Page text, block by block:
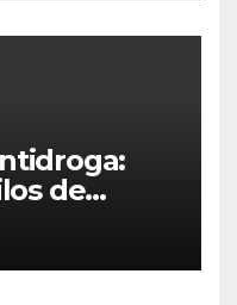
de
como